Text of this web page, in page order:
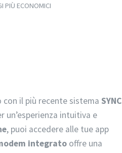
PIÙ ECONOMICI
il più recente sistema SYNC
un’esperienza intuitiva e
, puoi accedere alle tue app
integrato offre una